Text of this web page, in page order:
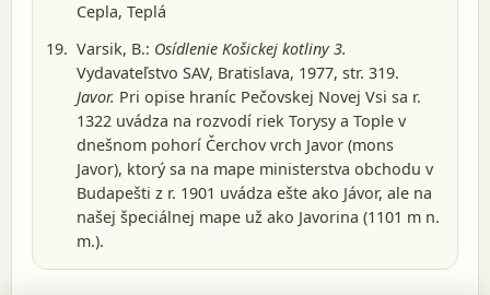
Cepla, Teplá
Varsik, B.: Osídlenie Košickej kotliny 3.
Vydavateľstvo SAV, Bratislava, 1977, str. 319.
Javor. Pri opise hraníc Pečovskej Novej Vsi sa r.
1322 uvádza na rozvodí riek Torysy a Tople v
dnešnom pohorí Čerchov vrch Javor (mons
Javor), ktorý sa na mape ministerstva obchodu v
Budapešti z r. 1901 uvádza ešte ako Jávor, ale na
našej špeciálnej mape už ako Javorina (1101 m n.
m.).